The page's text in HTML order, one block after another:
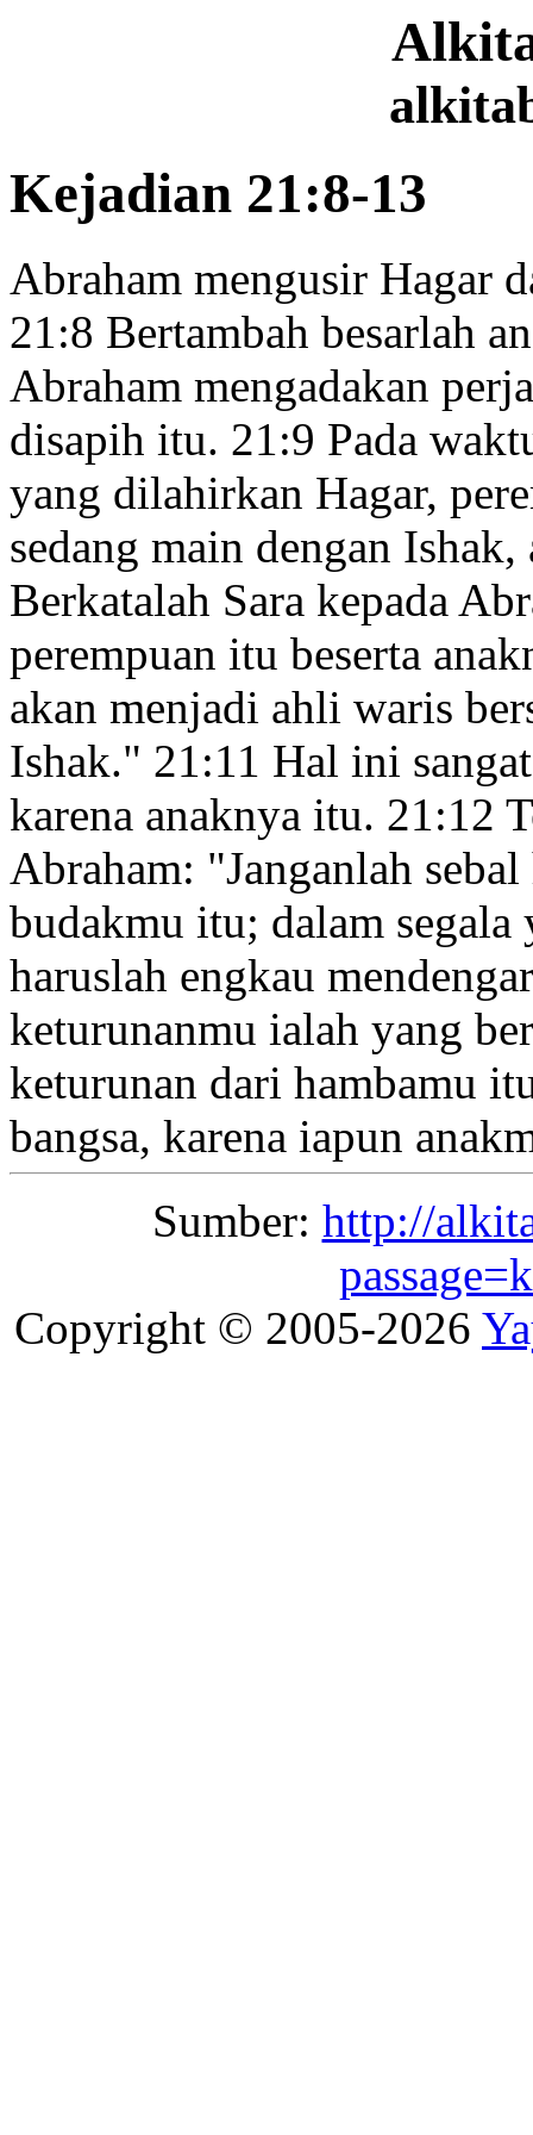
Kejadian 21:8-13
Abraham mengusir Hagar
21:8 Bertambah besarlah
Abraham mengadakan
disapih itu. 21:9 Pada
yang dilahirkan Hagar,
sedang main dengan
Berkatalah Sara kepada
perempuan itu beserta
akan menjadi ahli waris
Ishak." 21:11 Hal ini
karena anaknya itu. 21:12
Abraham: "Janganlah
budakmu itu; dalam segala
haruslah engkau
keturunanmu ialah yang
keturunan dari hambamu
bangsa, karena iapun
Sumber: http://
Copyright © 2005-2026